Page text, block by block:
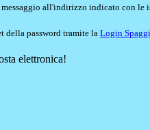
all'indirizzo indicato con le
della password tramite la Login
elettronica!